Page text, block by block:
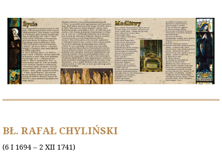
BŁ. RAFAŁ CHYLIŃSKI
(6 I 1694 – 2 XII 1741)